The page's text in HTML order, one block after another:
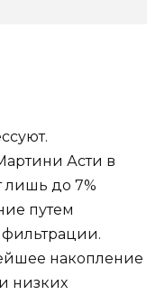
Асти в
лишь до 7%
путем
накопление
низких